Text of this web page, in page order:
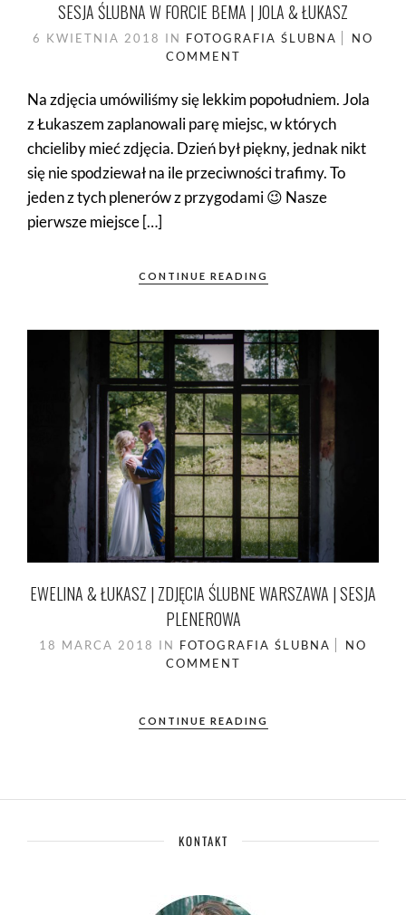
SESJA ŚLUBNA W FORCIE BEMA | JOLA & ŁUKASZ
6 KWIETNIA 2018 IN FOTOGRAFIA ŚLUBNA
NO
COMMENT
Na zdjęcia umówiliśmy się lekkim popołudniem. Jola
z Łukaszem zaplanowali parę miejsc, w których
chcieliby mieć zdjęcia. Dzień był piękny, jednak nikt
się nie spodziewał na ile przeciwności trafimy. To
jeden z tych plenerów z przygodami 😉 Nasze
pierwsze miejsce […]
CONTINUE READING
EWELINA & ŁUKASZ | ZDJĘCIA ŚLUBNE WARSZAWA | SESJA
PLENEROWA
18 MARCA 2018 IN FOTOGRAFIA ŚLUBNA
NO
COMMENT
CONTINUE READING
KONTAKT